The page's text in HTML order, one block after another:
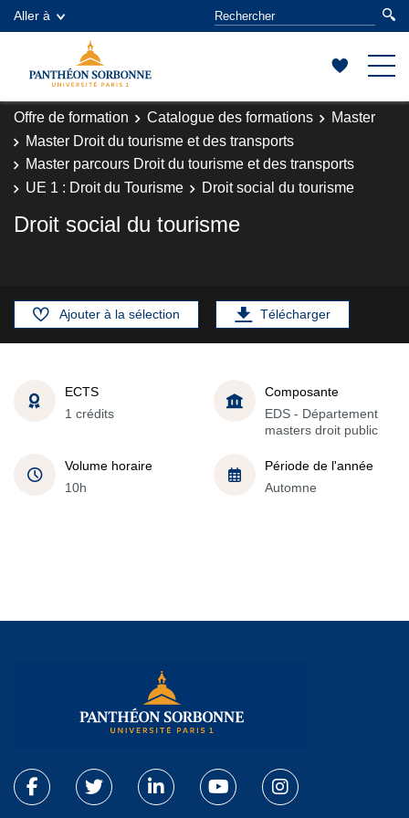
Aller à
Offre de formation Catalogue des formations
Master
Master Droit du tourisme et des transports
Master parcours Droit du tourisme et des transports
UE 1 : Droit du Tourisme
Droit social du tourisme
Droit social du tourisme
Ajouter à la sélection Télécharger
ECTS
1 crédits
Composante
EDS - Département
masters droit public
Volume horaire
10h
Période de l'année
Automne